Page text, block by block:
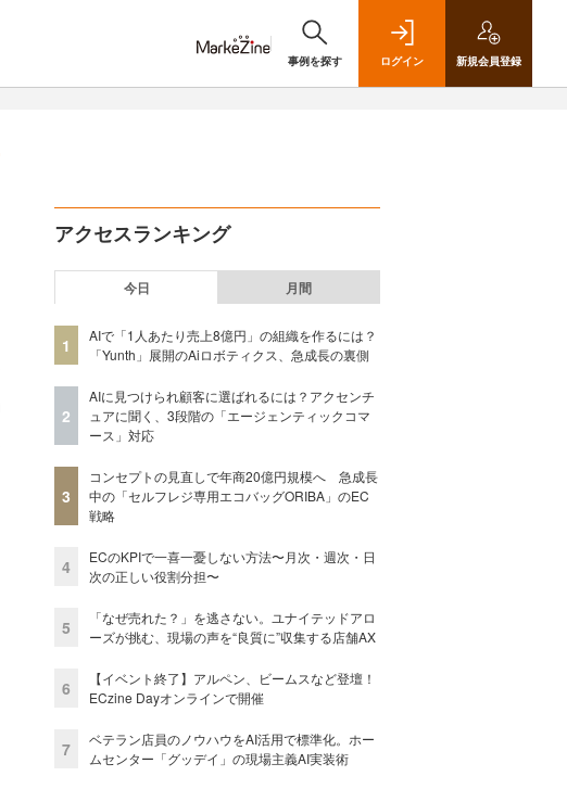
事例を探す ログイン 新規会員登録
アクセスランキング
今日 月間
1
AIで「1人あたり売上8億円」の組織を作るには？
「Yunth」展開のAiロボティクス、急成長の裏側
2
AIに見つけられ顧客に選ばれるには？アクセンチ
ュアに聞く、3段階の「エージェンティックコマ
ース」対応
3
コンセプトの見直しで年商20億円規模へ 急成長
中の「セルフレジ専用エコバッグORIBA」のEC
戦略
4
ECのKPIで一喜一憂しない方法〜月次・週次・日
次の正しい役割分担〜
5
「なぜ売れた？」を逃さない。ユナイテッドアロ
ーズが挑む、現場の声を“良質に”収集する店舗AX
6
【イベント終了】アルペン、ビームスなど登壇！
ECzine Dayオンラインで開催
7
ベテラン店員のノウハウをAI活用で標準化。ホー
ムセンター「グッデイ」の現場主義AI実装術